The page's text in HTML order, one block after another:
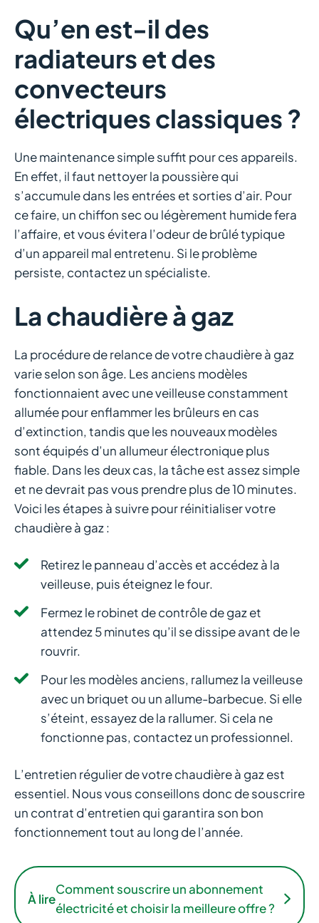
Qu’en est-il des
radiateurs et des
convecteurs
électriques classiques ?
Une maintenance simple suffit pour ces appareils.
En effet, il faut nettoyer la poussière qui
s’accumule dans les entrées et sorties d’air. Pour
ce faire, un chiffon sec ou légèrement humide fera
l’affaire, et vous évitera l’odeur de brûlé typique
d’un appareil mal entretenu. Si le problème
persiste, contactez un spécialiste.
La chaudière à gaz
La procédure de relance de votre chaudière à gaz
varie selon son âge. Les anciens modèles
fonctionnaient avec une veilleuse constamment
allumée pour enflammer les brûleurs en cas
d’extinction, tandis que les nouveaux modèles
sont équipés d’un allumeur électronique plus
fiable. Dans les deux cas, la tâche est assez simple
et ne devrait pas vous prendre plus de 10 minutes.
Voici les étapes à suivre pour réinitialiser votre
chaudière à gaz :
Retirez le panneau d’accès et accédez à la
veilleuse, puis éteignez le four.
Fermez le robinet de contrôle de gaz et
attendez 5 minutes qu’il se dissipe avant de le
rouvrir.
Pour les modèles anciens, rallumez la veilleuse
avec un briquet ou un allume-barbecue. Si elle
s’éteint, essayez de la rallumer. Si cela ne
fonctionne pas, contactez un professionnel.
L’entretien régulier de votre chaudière à gaz est
essentiel. Nous vous conseillons donc de souscrire
un contrat d’entretien qui garantira son bon
fonctionnement tout au long de l’année.
À lire
Comment souscrire un abonnement
électricité et choisir la meilleure offre ?